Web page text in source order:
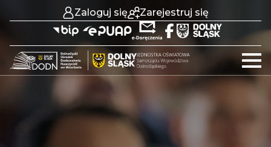
Zaloguj się Zarejestruj się